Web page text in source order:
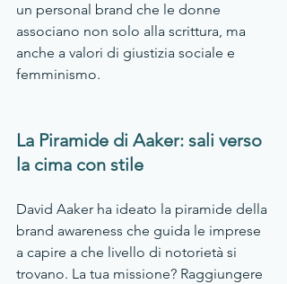
un personal brand che le donne
associano non solo alla scrittura, ma
anche a valori di giustizia sociale e
femminismo.
La Piramide di Aaker: sali verso
la cima con stile
David Aaker ha ideato la piramide della
brand awareness che guida le imprese
a capire a che livello di notorietà si
trovano. La tua missione? Raggiungere